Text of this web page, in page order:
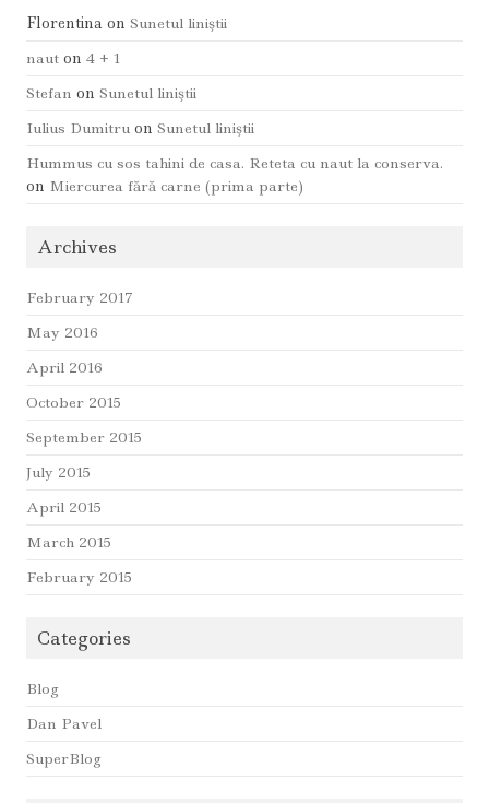
Florentina on Sunetul liniştii
naut on 4 + 1
Stefan on Sunetul liniştii
Iulius Dumitru on Sunetul liniştii
Hummus cu sos tahini de casa. Reteta cu naut la conserva.
on Miercurea fără carne (prima parte)
Archives
February 2017
May 2016
April 2016
October 2015
September 2015
July 2015
April 2015
March 2015
February 2015
Categories
Blog
Dan Pavel
SuperBlog